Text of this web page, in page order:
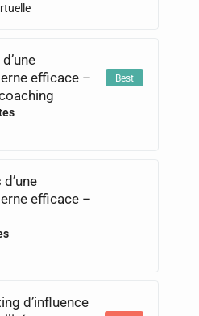
efficace –
Best
efficace –
d’influence